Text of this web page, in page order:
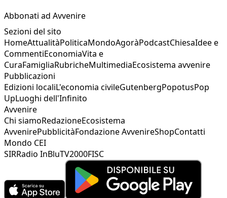
Abbonati ad Avvenire
Sezioni del sito
HomeAttualitàPoliticaMondoAgoràPodcastChiesaIdee e
CommentiEconomiaVita e
CuraFamigliaRubricheMultimediaEcosistema avvenire
Pubblicazioni
Edizioni localiL'economia civileGutenbergPopotusPop
UpLuoghi dell'Infinito
Avvenire
Chi siamoRedazioneEcosistema
AvvenirePubblicitàFondazione AvvenireShopContatti
Mondo CEI
SIRRadio InBluTV2000FISC